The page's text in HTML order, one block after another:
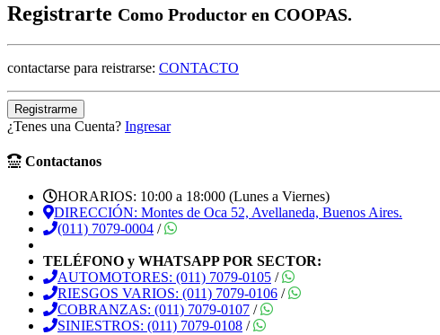
Registrarte Como Productor en COOPAS.
contactarse para reistrarse: CONTACTO
¿Tenes una Cuenta? Ingresar
Contactanos
HORARIOS: 10:00 a 18:000 (Lunes a Viernes)
DIRECCIÓN: Montes de Oca 52, Avellaneda, Buenos Aires.
(011) 7079-0004 /
TELÉFONO y WHATSAPP POR SECTOR:
AUTOMOTORES: (011) 7079-0105 /
RIESGOS VARIOS: (011) 7079-0106 /
COBRANZAS: (011) 7079-0107 /
SINIESTROS: (011) 7079-0108 /